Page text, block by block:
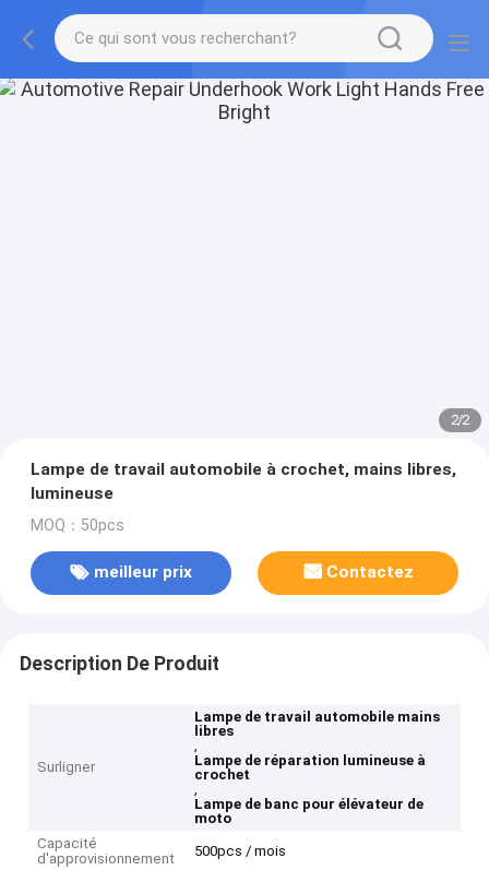
2/2
Lampe de travail automobile à crochet, mains libres,
lumineuse
MOQ：50pcs
meilleur prix Contactez
Description De Produit
Surligner
Lampe de travail automobile mains
libres
,
Lampe de réparation lumineuse à
crochet
,
Lampe de banc pour élévateur de
moto
Capacité
d'approvisionnement
500pcs / mois